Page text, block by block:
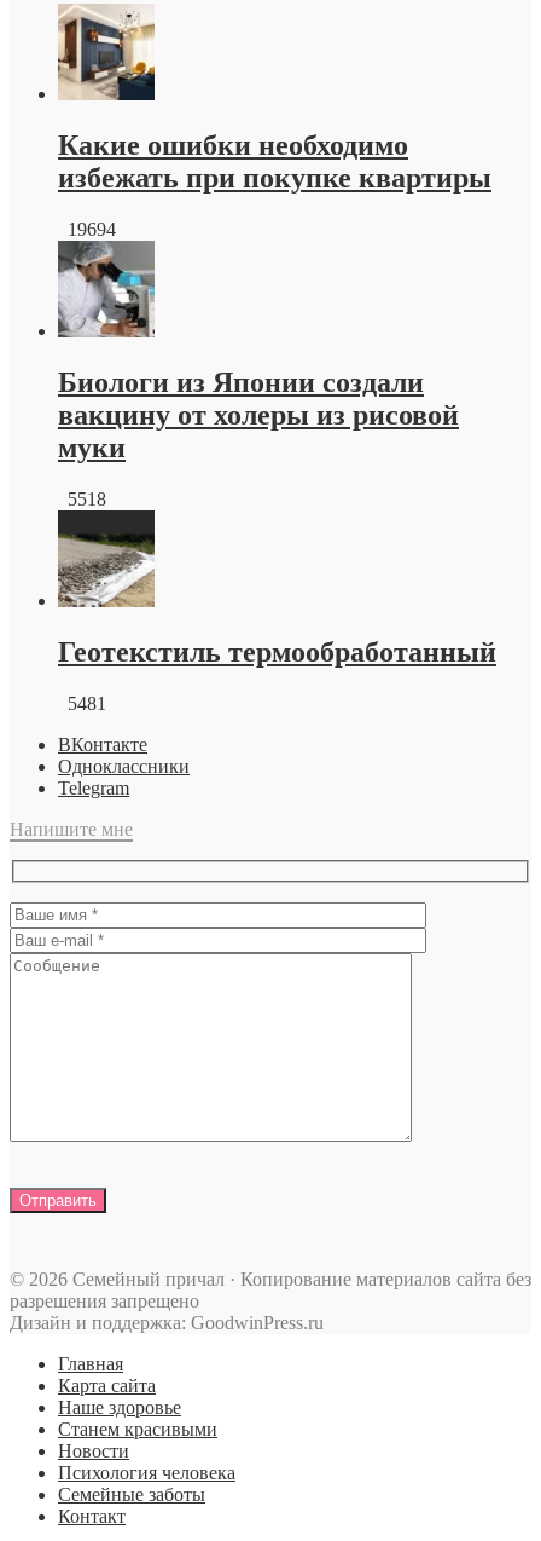
Какие ошибки необходимо
избежать при покупке квартиры
19694
Биологи из Японии создали
вакцину от холеры из рисовой
муки
5518
Геотекстиль термообработанный
5481
ВКонтакте
Одноклассники
Telegram
Напишите мне
© 2026 Семейный причал · Копирование материалов сайта без
разрешения запрещено
Дизайн и поддержка: GoodwinPress.ru
Главная
Карта сайта
Наше здоровье
Станем красивыми
Новости
Психология человека
Семейные заботы
Контакт